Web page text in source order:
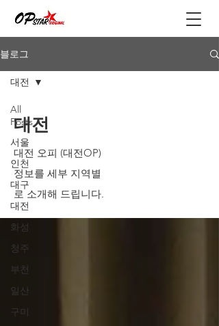
블로그
All
Posts
서울
인천
대구
대전
화성
청주
부천
일산
구미
대전
대전
대전 오피 (대전OP)
정보를 세부 지역별
로 소개해 드립니다.